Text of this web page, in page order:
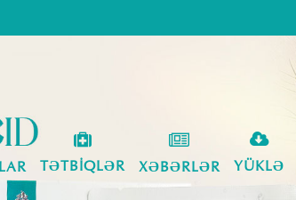
TƏTBIQLƏR XƏBƏRLƏR YÜKLƏ